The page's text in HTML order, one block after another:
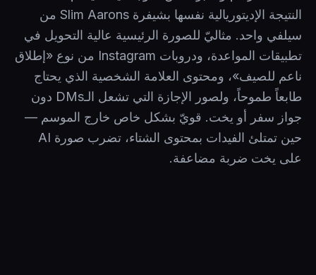
النتيجة الإديتوريالية نفسها بشيفرة Slim Aarons من
سيلفي واحد. مثاليّ للصورة الرئيسية عالية التحويل في
تطبيقات المواعدة، ودروبات Instagram من نوع «إطلاق
ناعم للصيف»، ومحتوى العلامة الشخصية الذي يحتاج
طابعاً طموحاً، ولصور الإجازة التي تشعل الـDMs دون
جواز سفر أو يخت. قويّ بشكل خاص خارج الموسم —
حين تمتلئ الفيدات بمحتوى الشتاء، تضرب صورة AI
على يخت ضربة مضاعفة.